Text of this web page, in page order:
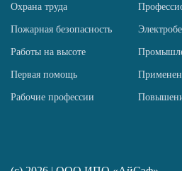
Охрана труда
Пожарная безопасность
Работы на высоте
Первая помощь
Рабочие профессии